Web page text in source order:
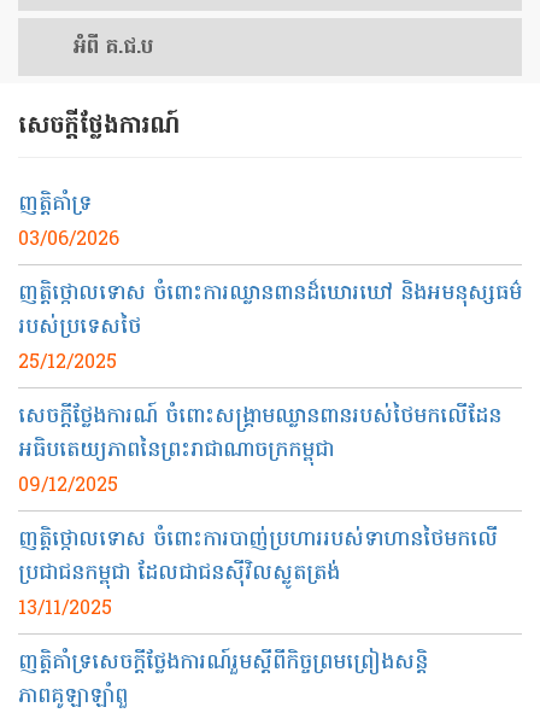
អំពី គ.ជ.ប
សេចក្ដីថ្លែងការណ៍
ញត្តិ​គាំទ្រ​
03/06/2026
ញត្តិថ្កោលទោស ចំពោះការឈ្លានពានដ៏ឃោរឃៅ និងអមនុស្សធម៌
របស់ប្រទេសថៃ
25/12/2025
សេចក្តីថ្លែងការណ៍ ចំពោះសង្គ្រាមឈ្លានពានរបស់ថៃមកលើដែន
អធិបតេយ្យភាពនៃព្រះរាជាណាចក្រកម្ពុជា
09/12/2025
ញត្តិថ្កោលទោស ចំពោះការបាញ់ប្រហាររបស់ទាហានថៃមកលើ
ប្រជាជនកម្ពុជា ដែលជាជនស៊ីវិលស្លូតត្រង់
13/11/2025
ញត្តិគាំទ្រសេចក្តីថ្លែងការណ៍រួមស្តីពីកិច្ចព្រមព្រៀងសន្តិ
ភាពគូឡាឡាំពួ